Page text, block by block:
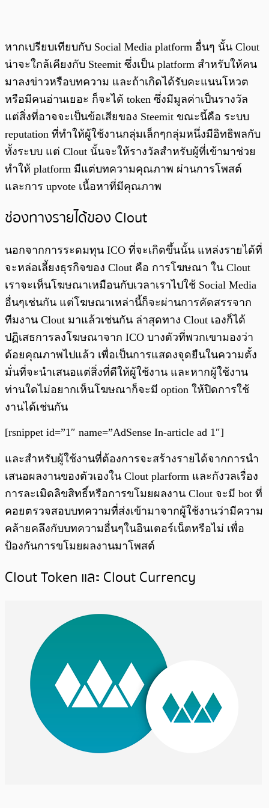
หากเปรียบเทียบกับ Social Media platform อื่นๆ นั้น Clout
น่าจะใกล้เคียงกับ Steemit ซึ่งเป็น platform สำหรับให้คน
มาลงข่าวหรือบทความ และถ้าเกิดได้รับคะแนนโหวต
หรือมีคนอ่านเยอะ ก็จะได้ token ซึ่งมีมูลค่าเป็นรางวัล
แต่สิ่งที่อาจจะเป็นข้อเสียของ Steemit ขณะนี้คือ ระบบ
reputation ที่ทำให้ผู้ใช้งานกลุ่มเล็กๆกลุ่มหนึ่งมีอิทธิพลกับ
ทั้งระบบ แต่ Clout นั้นจะให้รางวัลสำหรับผู้ที่เข้ามาช่วย
ทำให้ platform มีแต่บทความคุณภาพ ผ่านการโพสต์
และการ upvote เนื้อหาที่มีคุณภาพ
ช่องทางรายได้ของ Clout
นอกจากการระดมทุน ICO ที่จะเกิดขึ้นนั้น แหล่งรายได้ที่
จะหล่อเลี้ยงธุรกิจของ Clout คือ การโฆษณา ใน Clout
เราจะเห็นโฆษณาเหมือนกับเวลาเราไปใช้ Social Media
อื่นๆเช่นกัน แต่โฆษณาเหล่านี้ก็จะผ่านการคัดสรรจาก
ทีมงาน Clout มาแล้วเช่นกัน ล่าสุดทาง Clout เองก็ได้
ปฏิเสธการลงโฆษณาจาก ICO บางตัวที่พวกเขามองว่า
ด้อยคุณภาพไปแล้ว เพื่อเป็นการแสดงจุดยืนในความตั้ง
มั่นที่จะนำเสนอแต่สิ่งที่ดีให้ผู้ใช้งาน และหากผู้ใช้งาน
ท่านใดไม่อยากเห็นโฆษณาก็จะมี option ให้ปิดการใช้
งานได้เช่นกัน
[rsnippet id=”1″ name=”AdSense In-article ad 1″]
และสำหรับผู้ใช้งานที่ต้องการจะสร้างรายได้จากการนำ
เสนอผลงานของตัวเองใน Clout plarform และกังวลเรื่อง
การละเมิดลิขสิทธิ์หรือการขโมยผลงาน Clout จะมี bot ที่
คอยตรวจสอบบทความที่ส่งเข้ามาจากผู้ใช้งานว่ามีความ
คล้ายคลึงกับบทความอื่นๆในอินเตอร์เน็ตหรือไม่ เพื่อ
ป้องกันการขโมยผลงานมาโพสต์
Clout Token และ Clout Currency